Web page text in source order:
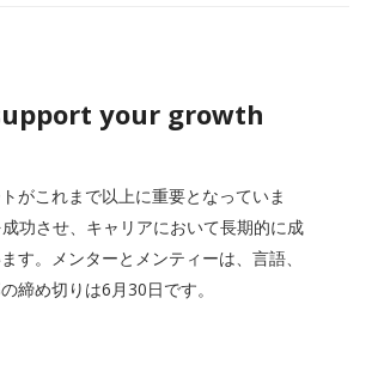
your growth
がこれまで以上に重要となっていま
功させ、キャリアにおいて長期的に成
す。メンターとメンティーは、言語、
締め切りは6月30日です。